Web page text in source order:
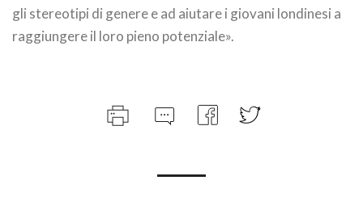
gli stereotipi di genere e ad aiutare i giovani londinesi a
raggiungere il loro pieno potenziale».